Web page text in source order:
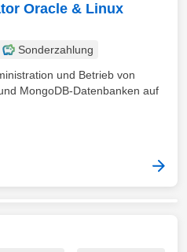
Oracle & Linux
Sonderzahlung
und Betrieb von
MongoDB-Datenbanken auf